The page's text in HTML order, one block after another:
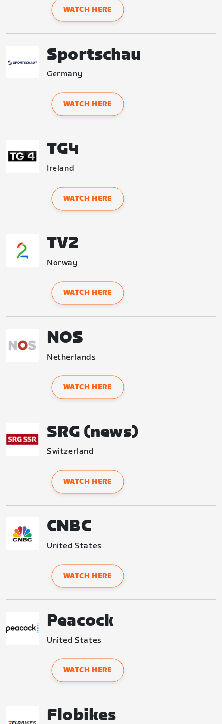
WATCH HERE
Sportschau
Germany
WATCH HERE
TG4
Ireland
WATCH HERE
TV2
Norway
WATCH HERE
NOS
Netherlands
WATCH HERE
SRG (news)
Switzerland
WATCH HERE
CNBC
United States
WATCH HERE
Peacock
United States
WATCH HERE
Flobikes